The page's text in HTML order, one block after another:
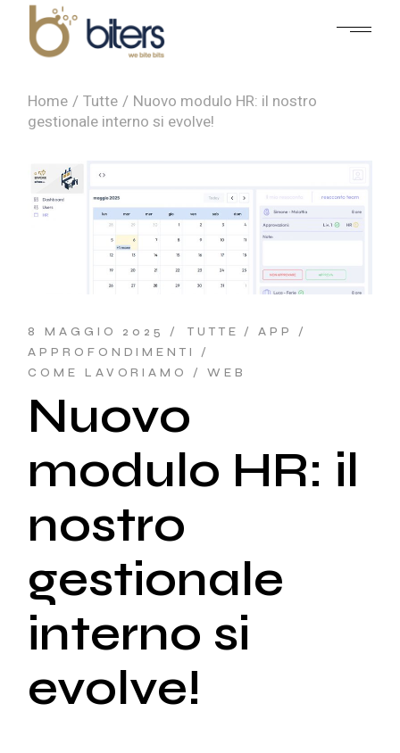
Home Tutte
Nuovo modulo HR: il nostro
gestionale interno si evolve!
8 MAGGIO 2025 TUTTE
APP
APPROFONDIMENTI
COME LAVORIAMO
WEB
Nuovo
modulo HR: il
nostro
gestionale
interno si
evolve!